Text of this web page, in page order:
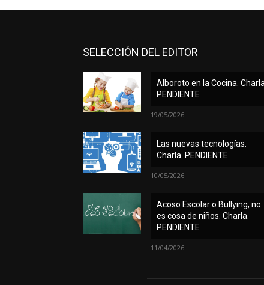
SELECCIÓN DEL EDITOR
Alboroto en la Cocina. Charla.
PENDIENTE
19/05/2026
Las nuevas tecnologías.
Charla. PENDIENTE
10/05/2026
Acoso Escolar o Bullying, no
es cosa de niños. Charla.
PENDIENTE
11/04/2026